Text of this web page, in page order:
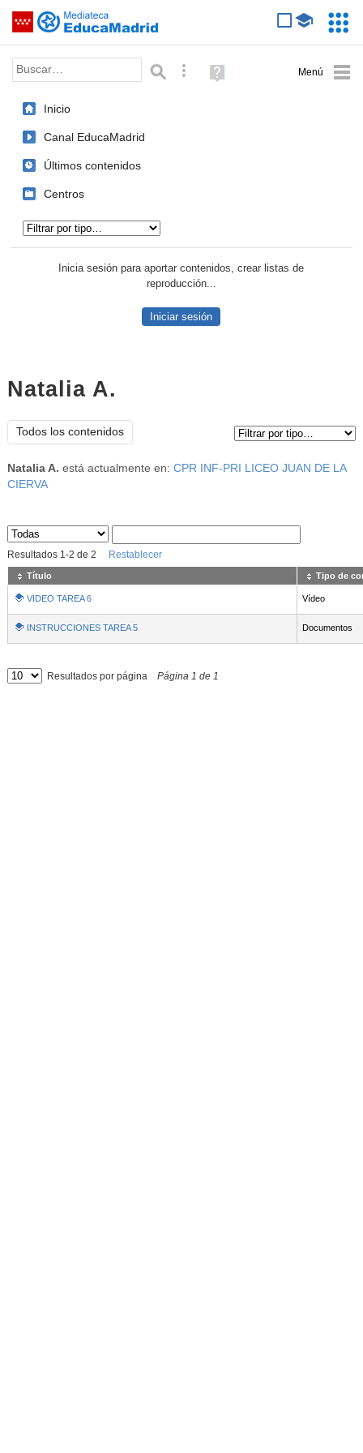
Saltar navegación
Palabra o frase: Búsqueda avanzada
Ayuda
(en
Inicio
Canal EducaMadrid
Últimos contenidos
Centros
Inicia sesión para aportar contenidos, crear listas de
reproducción...
Iniciar sesión
Natalia A.
Todos los contenidos
Natalia A. está actualmente en: CPR INF-PRI LICEO JUAN DE LA
CIERVA
Sus archivos
Resultados 1-2 de 2 Restablecer
Título Tipo de
VIDEO TAREA 6 Vídeo
INSTRUCCIONES TAREA 5 Documentos
Resultados por página Página 1 de 1